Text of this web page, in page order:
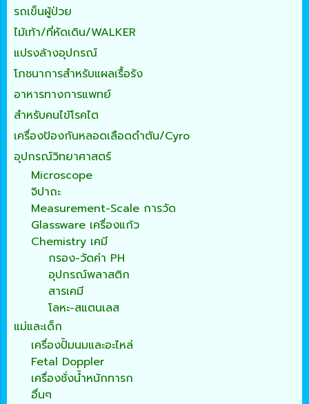
รถเข็นผู้ป่วย
ไม้เท้า/ที่หัดเดิน/WALKER
แปรงล้างอุปกรณ์
โภชนาการสำหรับแผลเรื้อรัง
อาหารทางการแพทย์
สำหรับคนไข้โรคไต
เครื่องป้องกันหลอดเลือดดำตัน/Cyro
อุปกรณ์วิทยาศาสตร์
Microscope
จิปาถะ
Measurement-Scale การวัด
Glassware เครื่องแก้ว
Chemistry เคมี
กรอง-วัดค่า PH
อุปกรณ์พลาสติก
สารเคมี
โลหะ-สแตนเลส
แม่และเด็ก
เครื่องปั้มนมและอะไหล่
Fetal Doppler
เครื่องชั่งน้ำหนักทารก
อื่นๆ